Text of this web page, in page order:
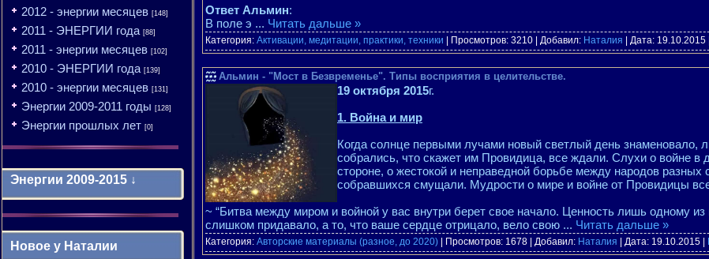
2012 - энергии месяцев [148]
2011 - ЭНЕРГИИ года [88]
2011 - энергии месяцев [102]
2010 - ЭНЕРГИИ года [139]
2010 - энергии месяцев [131]
Энергии 2009-2011 годы [128]
Энергии прошлых лет [0]
Энергии 2009-2015 ↓
2010 - энергии месяцев
2010 - ЭНЕРГИИ года
Новое у Наталии
Ответ Альмин:
В поле э ... Читать дальше »
Категория: Активации, медитации, практики, техники | Просмотров: 3210 | Добавил: Наталия | Дата: 19.10.2015
Альмин - "Мост в Безвременье". Типы восприятия в целительстве.
19 октября 2015г.
1. Война и мир
Когда солнце первыми лучами новый светлый день знаменовало,
собрались, что скажет им Провидица, все ждали. Слухи о войне в
стороне, о жестокой и неправедной борьбе между народов
собравшихся смущали. Мудрости о мире и войне от Провидицы
~ “Битва между миром и войной у вас внутри берет свое начало. Ценность лишь одному
слишком придавало, а то, что ваше сердце отрицало, вело свою ... Читать дальше »
Категория: Авторские материалы (разное, до 2020) | Просмотров: 1678 | Добавил: Наталия | Дата: 19.10.2015